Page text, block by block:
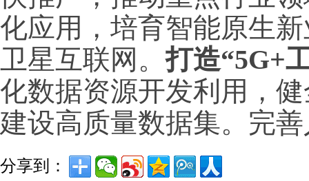
化应用，培育智能原生
卫星互联网。打造“5G+
化数据资源开发利用，
建设高质量数据集。完
分享到：